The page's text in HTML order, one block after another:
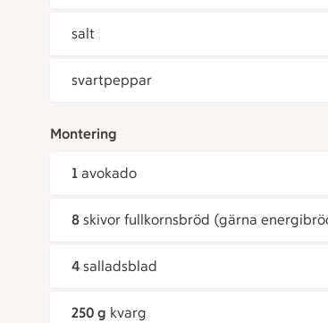
salt
svartpeppar
Montering
1 avokado
8 skivor fullkornsbröd (gärna
4 salladsblad
250 g kvarg